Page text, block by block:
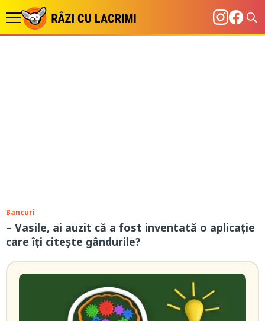
Bancuri
– Vasile, ai auzit că a fost inventată o aplicație
care îți citește gândurile?